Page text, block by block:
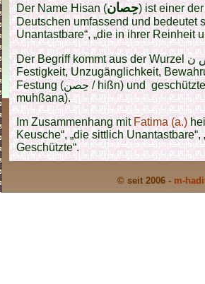
Der Name Hisan (حِصان) ist einer
Deutschen umfassend und bedeutet
Unantastbare“, „die in ihrer Reinheit
Der Begriff kommt aus der Wurzel ح ص ن (h-ß-n), deren Grundfeld Schutz,
Festigkeit, Unzugänglichkeit,
Festung (حِصن / hißn) und geschützte, keusche, ehrbare Frau (مُحصَنة /
muhßana).
Im Zusammenhang mitFatima (a.)
Keusche“, „die sittlich
Geschützte“.
© seit 2006 - m-